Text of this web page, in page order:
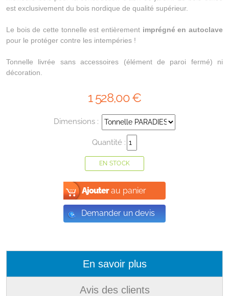
est exclusivement du bois nordique de qualité supérieur.
Le bois de cette tonnelle est entièrement imprégné en autoclave
pour le protéger contre les intempéries !
Tonnelle livrée sans accessoires (élément de paroi fermé) ni
décoration.
1 528,00€
Dimensions :
Quantité :
EN STOCK
Ajouterau panier
Demander un devis
En savoir plus
Avis des clients